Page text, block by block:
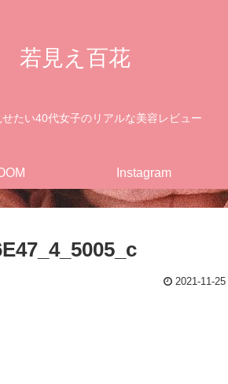
若見え百花
たい40代女子のリアルな美容レビュー
Instagram
2021-11-25